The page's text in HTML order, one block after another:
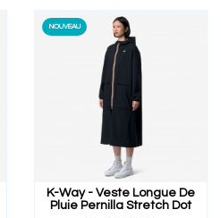
K-Way - Veste Longue De
Pluie Pernilla Stretch Dot
NOUVEAU